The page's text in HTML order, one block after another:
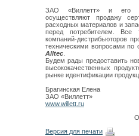
ЗАО «Виллетт» и его
осуществляют продажу
расходных материалов и
перед потребителем. Все
компаний-дистрибьюторов
техническими вопросами по
Alltec
Будем рады предоставить
высококачественных
рынке идентификации
Брагинская Елена
ЗАО «Виллетт»
www.willett.ru
Версия для печати